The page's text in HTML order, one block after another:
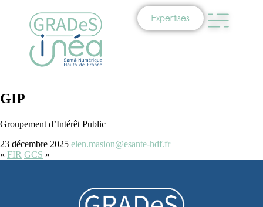
Expertises
GIP
Groupement d’Intérêt Public
23 décembre 2025 elen.masion@esante-hdf.fr
« FIR GCS »